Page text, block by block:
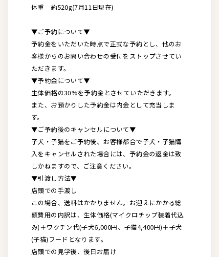
体重 約520g(7月11日現在)
▼ご予約について▼
予約金をいただいた時点で正式な予約とし、他のお
客様からのお問い合わせの受付をストップさせてい
ただきます。
▼予約金について▼
生体価格の30%を予約金とさせていただきます。
また、お預かりした予約金は内金として充当しま
す。
▼ご予約後のキャンセルについて▼
子犬・子猫をご予約後、お客様都合で子犬・子猫購
入をキャンセルされた場合には、予約金の返金は致
しかねますので、ご注意ください。
▼引渡し方法▼
店頭での手渡し
この場合、送料はかかりません。お迎えにかかる総
額費用の内訳は、生体価格(マイクロチップ装着代込
み)＋ワクチン代(子犬6,000円、子猫4,400円)＋子犬
(子猫)フードとなります。
店頭での見学後、後日お届け